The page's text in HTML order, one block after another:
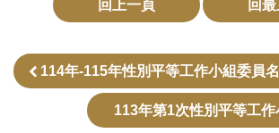
展
覽
回上一頁 回
114年-115年性別平等工作小組委員
113年第1次性別平等工